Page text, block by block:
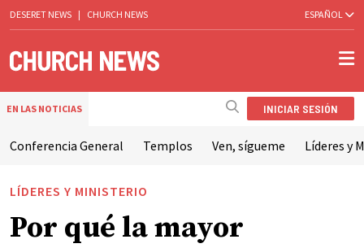
DESERET NEWS | CHURCH NEWS ESPAÑOL
EN LAS NOTICIAS INICIAR SESIÓN
Conferencia General Templos Ven, sígueme Líderes y
LÍDERES Y MINISTERIO
Por qué la mayor